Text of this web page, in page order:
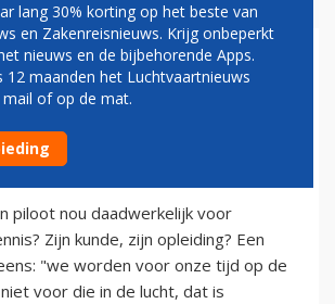
WALSEM: MET DE
piloot nou daadwerkelijk voor
Zijn kunde, zijn opleiding? Een
"we worden voor onze tijd op de
voor die in de lucht, dat is
lang 30% korting op het beste van
en Zakenreisnieuws. Krijg onbeperkt
nieuws en de bijbehorende Apps.
12 maanden het Luchtvaartnieuws
of op de mat.